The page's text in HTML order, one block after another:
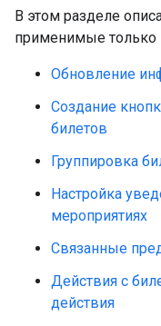
В этом разделе
применимые только
Обновление
Создание
билетов
Группировка
Настройка
мероприятиях
Связанные
Действия с
действия